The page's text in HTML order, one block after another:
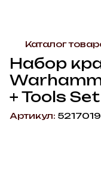
Каталог
Набор
+ Tools Set
Артикул: